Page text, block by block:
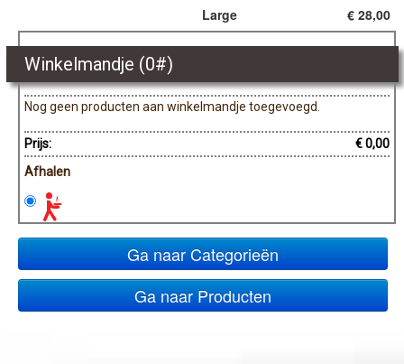
Large
€ 28,00
Winkelmandje (0#)
Nog geen producten aan winkelmandje toegevoegd.
Prijs:
€ 0,00
Afhalen
Ga naar Categorieën
Ga naar Producten